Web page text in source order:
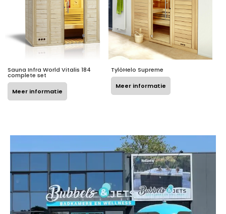
Sauna Infra World Vitalis 184
complete set
Meer informatie
TylöHelo Supreme
Meer informatie